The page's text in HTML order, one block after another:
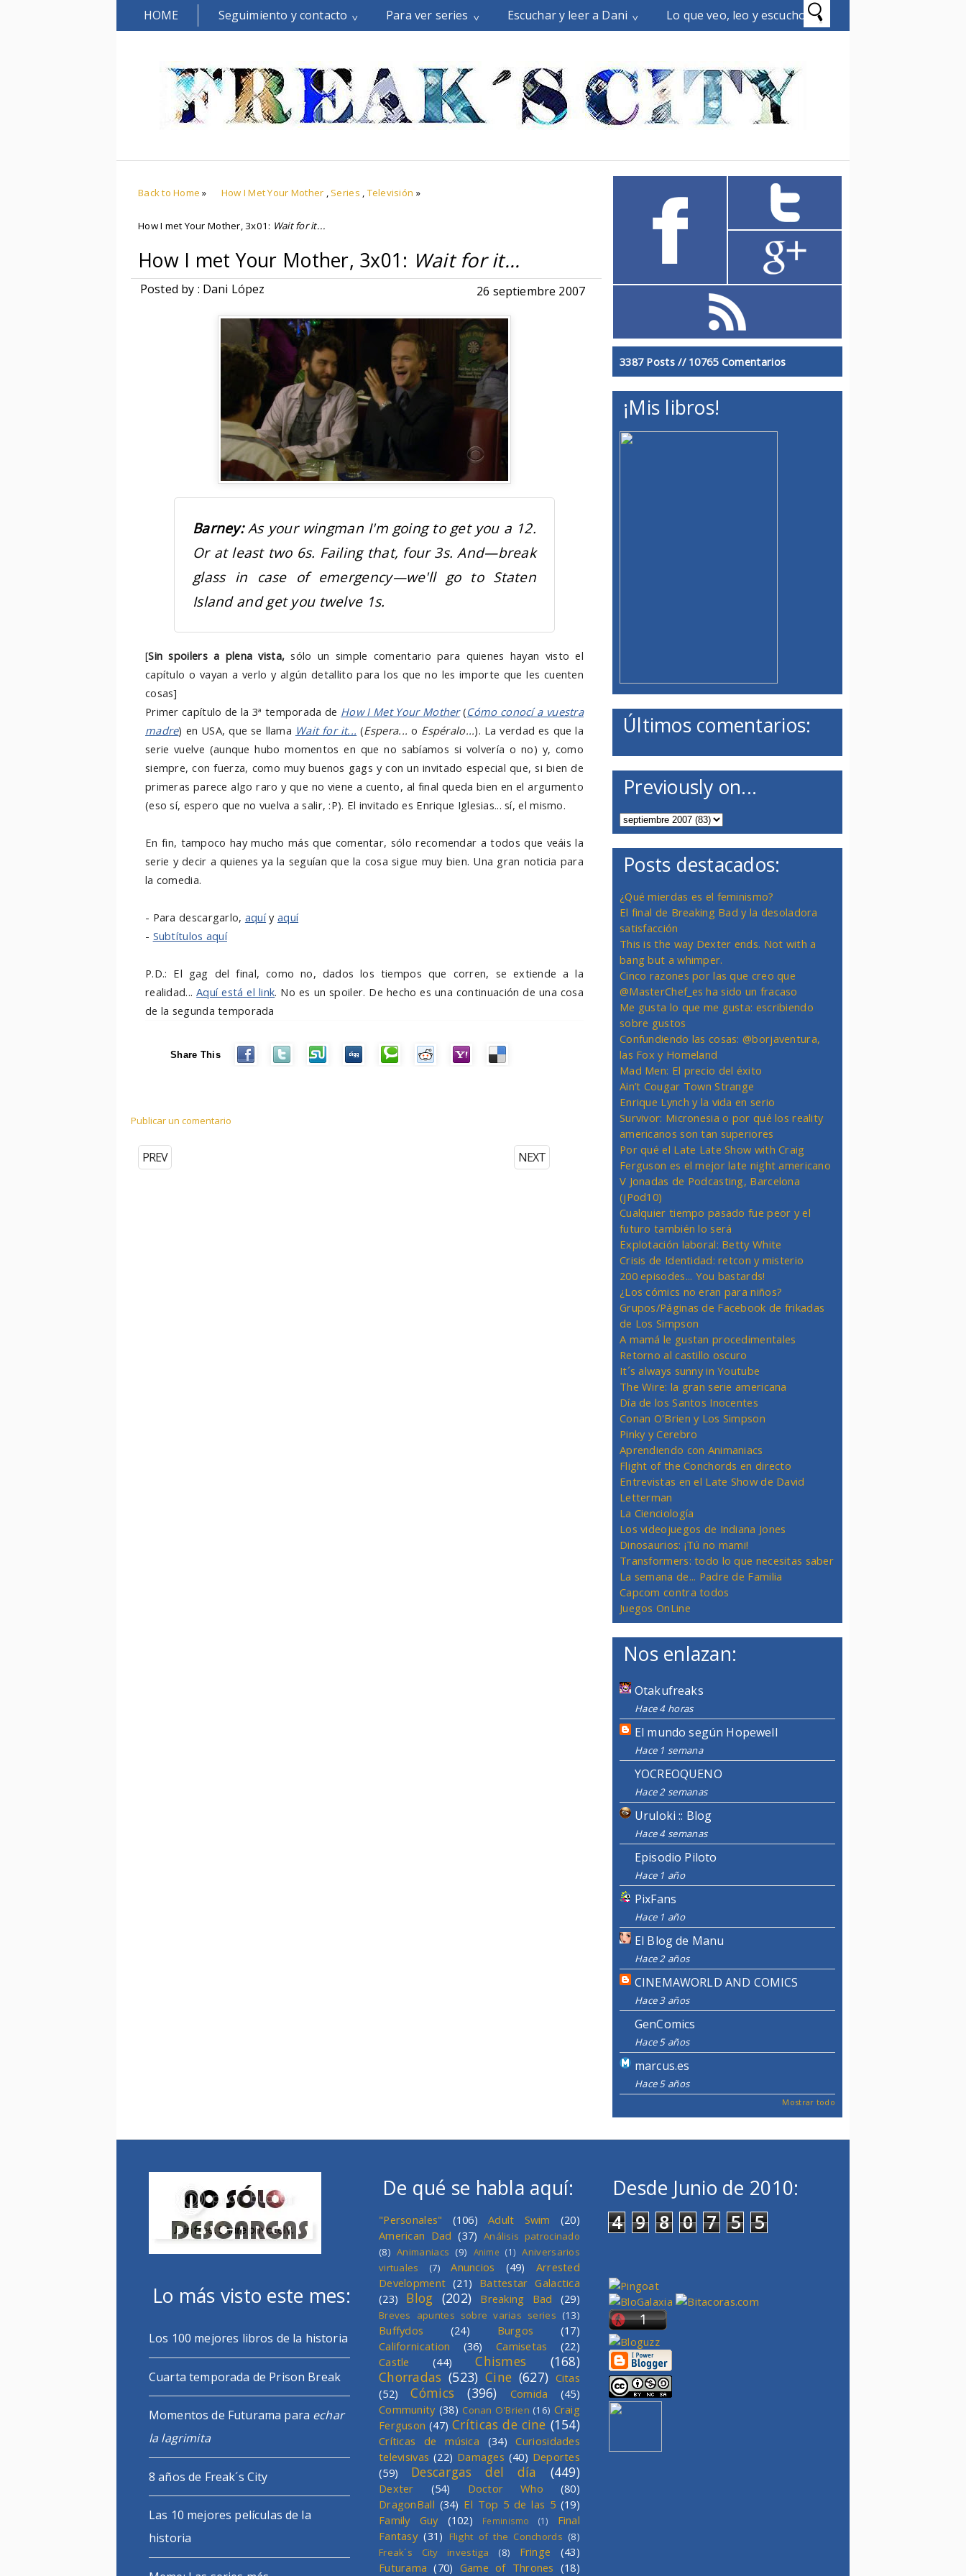
HOME Seguimiento y contacto Para ver series Escuchar y leer a Dani Lo que veo, leo y escucho
Back to Home » How I Met Your Mother , Series ,Televisión »
How I met Your Mother, 3x01: Wait for it...
How I met Your Mother, 3x01: Wait for it...
Posted by : Dani López 26 septiembre 2007
Barney:As your wingman I'm going to get you a 12.
Or at least two 6s. Failing that, four 3s. And—break
glass in case of emergency—we'll go to Staten
Island and get you twelve 1s.
[Sin spoilers a plena vista, sólo un simple comentario para quienes hayan visto el
capítulo o vayan a verlo y algún detallito para los que no les importe que les cuenten
cosas]
Primer capítulo de la 3ª temporada de How I Met Your Mother(Cómo conocí a vuestra
madre) en USA, que se llama Wait for it... (Espera... o Espéralo...). La verdad es que la
serie vuelve (aunque hubo momentos en que no sabíamos si volvería o no) y, como
siempre, con fuerza, como muy buenos gags y con un invitado especial que, si bien de
primeras parece algo raro y que no viene a cuento, al final queda bien en el argumento
(eso sí, espero que no vuelva a salir, :P). El invitado es Enrique Iglesias... sí, el mismo.
En fin, tampoco hay mucho más que comentar, sólo recomendar a todos que veáis la
serie y decir a quienes ya la seguían que la cosa sigue muy bien. Una gran noticia para
la comedia.
- Para descargarlo, aquíy aquí
- Subtítulos aquí
P.D.: El gag del final, como no, dados los tiempos que corren, se extiende a la
realidad...Aquí está el link. No es un spoiler. De hecho es una continuación de una cosa
de la segunda temporada
Share This
Publicar un comentario
NEXT
PREV
3387 Posts // 10765 Comentarios
¡Mis libros!
Últimos comentarios:
Previously on...
Posts destacados:
¿Qué mierdas es el feminismo?
El final de Breaking Bad y la desoladora
satisfacción
This is the way Dexter ends. Not with a
bang but a whimper.
Cinco razones por las que creo que
@MasterChef_es ha sido un fracaso
Me gusta lo que me gusta: escribiendo
sobre gustos
Confundiendo las cosas: @borjaventura,
las Fox y Homeland
Mad Men: El precio del éxito
Ain’t Cougar Town Strange
Enrique Lynch y la vida en serio
Survivor: Micronesia o por qué los reality
americanos son tan superiores
Por qué el Late Late Show with Craig
Ferguson es el mejor late night americano
V Jonadas de Podcasting, Barcelona
(jPod10)
Cualquier tiempo pasado fue peor y el
futuro también lo será
Explotación laboral: Betty White
Crisis de Identidad: retcon y misterio
200 episodes... You bastards!
¿Los cómics no eran para niños?
Grupos/Páginas de Facebook de frikadas
de Los Simpson
A mamá le gustan procedimentales
Retorno al castillo oscuro
It´s always sunny in Youtube
The Wire: la gran serie americana
Día de los Santos Inocentes
Conan O'Brien y Los Simpson
Pinky y Cerebro
Aprendiendo con Animaniacs
Flight of the Conchords en directo
Entrevistas en el Late Show de David
Letterman
La Cienciología
Los videojuegos de Indiana Jones
Dinosaurios: ¡Tú no mami!
Transformers: todo lo que necesitas saber
La semana de... Padre de Familia
Capcom contra todos
Juegos OnLine
Nos enlazan:
Otakufreaks
Hace 4 horas
El mundo según Hopewell
Hace 1 semana
YOCREOQUENO
Hace 2 semanas
Uruloki :: Blog
Hace 4 semanas
Episodio Piloto
Hace 1 año
PixFans
Hace 1 año
El Blog de Manu
Hace 2 años
CINEMAWORLD AND COMICS
Hace 3 años
GenComics
Hace 5 años
marcus.es
Hace 5 años
Mostrar todo
Lo más visto este mes:
Los 100 mejores libros de la historia
Cuarta temporada de Prison Break
Momentos de Futurama para echar
la lagrimita
8 años de Freak´s City
Las 10 mejores películas de la
historia
De qué se habla aquí:
"Personales" (106) Adult Swim
(20)
American Dad (37) Análisis patrocinado
(8) Animaniacs (9) Anime (1) Aniversarios
virtuales
(7) Anuncios (49)
Arrested
Development (21) Battestar Galactica
(23)
Blog (202) Breaking Bad (29)
Breves apuntes sobre varias series (13)
Buffydos (24) Burgos
(17)
Californication
(36) Camisetas
(22)
Castle
(44) Chismes
(168)
Chorradas (523) Cine (627) Citas
(52)
Cómics (396) Comida
(45)
Community (38) Conan O'Brien (16) Craig
Ferguson (47) Críticas de cine (154)
Críticas de música (34)
Curiosidades
televisivas (22) Damages (40) Deportes
(59)
Descargas del día (449)
Dexter (54) Doctor Who
(80)
DragonBall (34) El Top 5 de las 5 (19)
Family Guy
(102) Feminismo (1)
Final
Fantasy (31) Flight of the Conchords (8)
Freak´s City investiga
(8) Fringe
(43)
Futurama (70) Game of Thrones (18)
Desde Junio de 2010:
4 9 8 0 7 5 5